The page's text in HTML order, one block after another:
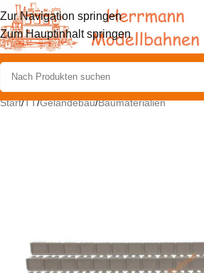
Zur Navigation springen
Zum Hauptinhalt springen
Start/TT/Geländebau/Baumaterialien